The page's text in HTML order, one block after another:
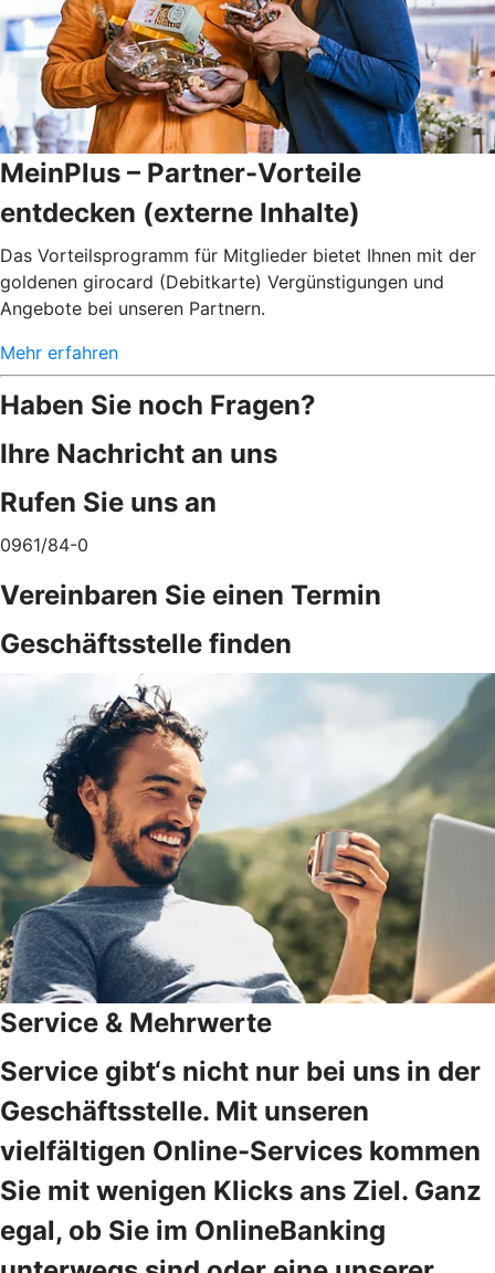
MeinPlus – Partner-Vorteile
entdecken (externe Inhalte)
Das Vorteilsprogramm für Mitglieder bietet Ihnen mit der
goldenen girocard (Debitkarte) Vergünstigungen und
Angebote bei unseren Partnern.
Mehr erfahren
Haben Sie noch Fragen?
Ihre Nachricht an uns
Rufen Sie uns an
0961/84-0
Vereinbaren Sie einen Termin
Geschäftsstelle finden
Service & Mehrwerte
Service gibt‘s nicht nur bei uns in der
Geschäftsstelle. Mit unseren
vielfältigen Online-Services kommen
Sie mit wenigen Klicks ans Ziel. Ganz
egal, ob Sie im OnlineBanking